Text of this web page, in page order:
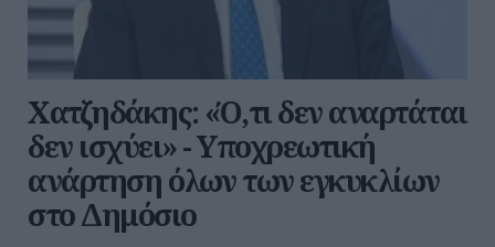
Χατζηδάκης: «Ό,τι δεν αναρτάται
δεν ισχύει» - Υποχρεωτική
ανάρτηση όλων των εγκυκλίων
στο Δημόσιο